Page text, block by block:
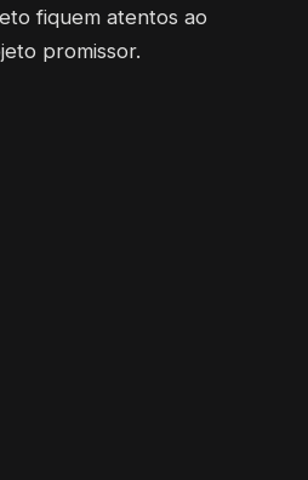
fiquem atentos ao
promissor.